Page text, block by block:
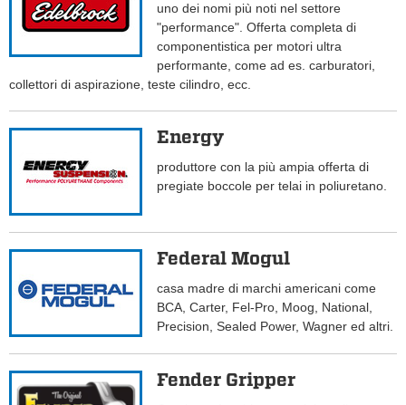
uno dei nomi più noti nel settore
"performance". Offerta completa di
componentistica per motori ultra
performante, come ad es. carburatori,
collettori di aspirazione, teste cilindro, ecc.
Energy
produttore con la più ampia offerta di
pregiate boccole per telai in poliuretano.
Federal Mogul
casa madre di marchi americani come
BCA, Carter, Fel-Pro, Moog, National,
Precision, Sealed Power, Wagner ed altri.
Fender Gripper